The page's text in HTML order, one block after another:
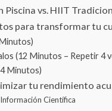
vs. HIIT
para transformar tu
(12 Minutos – Repetir 4
Minutos)
tu rendimiento
Científica